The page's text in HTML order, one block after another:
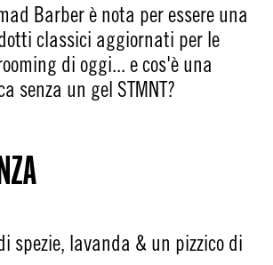
Barber è nota per essere una
classici aggiornati per le
di oggi... e cos'è una
senza un gel STMNT?
spezie, lavanda & un pizzico di